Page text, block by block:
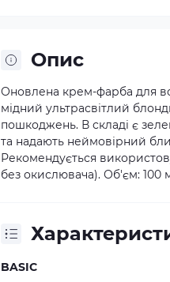
Опис
Оновлена крем-фарба для
мідний ультрасвітлий
пошкоджень. В складі є
та надають неймовірний
Рекомендується
без окислювача). Об'єм: 100
BASIC